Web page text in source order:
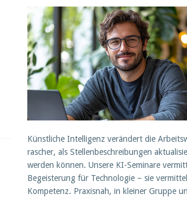
Künstliche Intelligenz verändert die
rascher, als Stellenbeschreibungen
werden können. Unsere KI-Seminare
Begeisterung für Technologie – sie
Kompetenz. Praxisnah, in kleiner Gruppe